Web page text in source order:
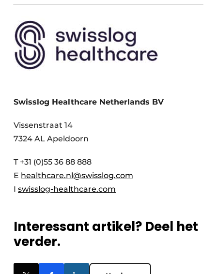
Swisslog Healthcare Netherlands BV
Vissenstraat 14
7324 AL Apeldoorn
T+31 (0)55 36 88 888
E healthcare.nl@swisslog.com
I swisslog-healthcare.com
Interessant artikel? Deel het
verder.